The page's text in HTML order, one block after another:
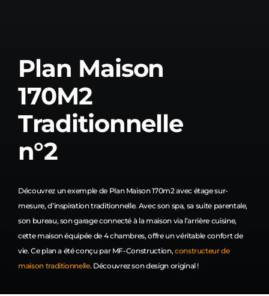
Plan Maison
170M2
Traditionnelle
n°2
Découvrez un exemple de Plan Maison 170m2 avec étage sur-
mesure, d’inspiration traditionnelle. Avec son spa, sa suite parentale,
son bureau, son garage connecté à la maison via l’arrière cuisine,
cette maison équipée de 4 chambres, offre un véritable confort de
vie. Ce plan a été conçu par MF-Construction,constructeur de
maison traditionnelle. Découvrez son design original !